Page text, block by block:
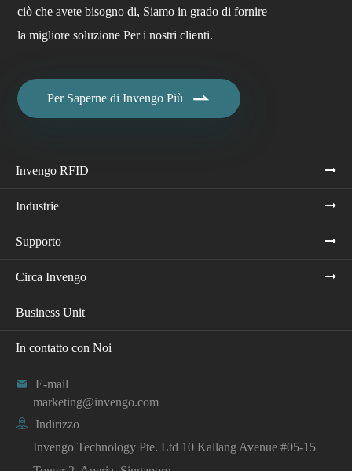
ciò che avete bisogno di, Siamo in grado di fornire
la migliore soluzione Per i nostri clienti.
Per Saperne di Invengo Più 
Invengo RFID
Industrie
Supporto
Circa Invengo
Business Unit
In contatto con Noi

E-mail
marketing@invengo.com

Indirizzo
Invengo Technology Pte. Ltd 10 Kallang Avenue #05-15